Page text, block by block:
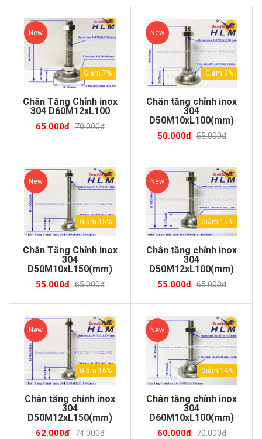
Giảm 7%
New
Chân Tăng Chỉnh inox
304 D60M12xL100
65.000đ 70.000đ
Giảm 9%
New
Chân tăng chỉnh inox
304
D50M10xL100(mm)
50.000đ 55.000đ
Giảm 15%
New
Chân Tăng Chỉnh inox
304
D50M10xL150(mm)
55.000đ 65.000đ
Giảm 15%
New
Chân tăng chỉnh inox
304
D50M12xL100(mm)
55.000đ 65.000đ
Giảm 16%
New
Chân tăng chỉnh inox
304
D50M12xL150(mm)
62.000đ 74.000đ
Giảm 14%
New
Chân tăng chỉnh inox
304
D60M10xL100(mm)
60.000đ 70.000đ